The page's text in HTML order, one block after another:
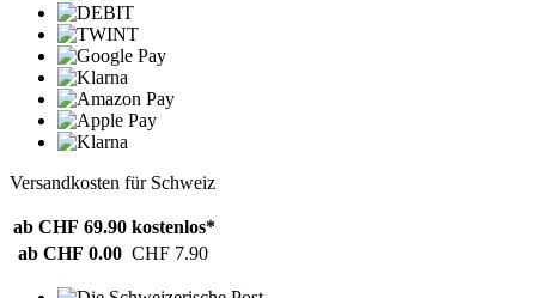
Versandkosten für Schweiz
ab CHF 69.90 kostenlos*
ab CHF 0.00 CHF 7.90